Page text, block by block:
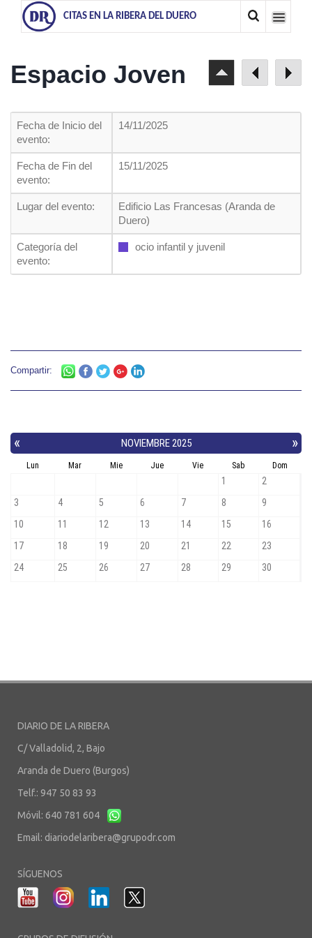
CITAS EN LA RIBERA DEL DUERO
Espacio Joven
Fecha de Inicio del
evento:
14/11/2025
Fecha de Fin del
evento:
15/11/2025
Lugar del evento:
Edificio Las Francesas (Aranda de
Duero)
Categoría del
evento:
ocio infantil y juvenil
Compartir:
DIARIO DE LA RIBERA
C/ Valladolid, 2, Bajo
Aranda de Duero (Burgos)
Telf.: 947 50 83 93
Móvil: 640 781 604
Email: diariodelaribera@grupodr.com
SÍGUENOS